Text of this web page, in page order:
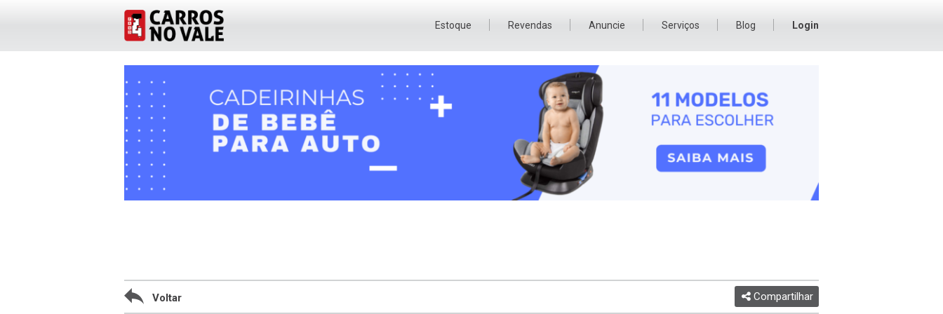
Estoque Revendas Anuncie Serviços Blog Login
Voltar Compartilhar